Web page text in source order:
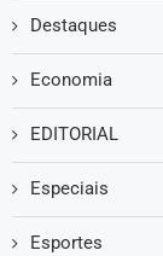
Destaques
Economia
EDITORIAL
Especiais
Esportes